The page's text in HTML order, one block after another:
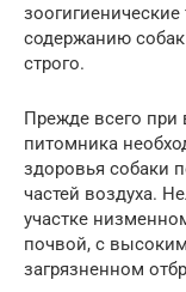
содержанию
строго.
Прежде всего
питомника
здоровья собаки
частей воздуха.
участке
почвой, с
загрязненном